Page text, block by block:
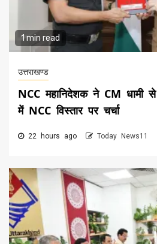
1 min read
उत्तराखण्ड
NCC महानिदेशक ने CM धामी से
में NCC विस्तार पर चर्चा
22 hours ago Today News11